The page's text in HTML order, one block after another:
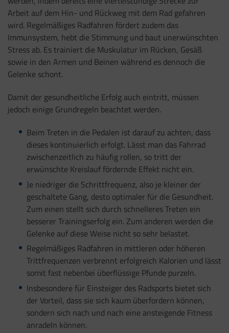
Arbeit auf dem Hin- und Rückweg mit dem Rad gefahren
wird. Regelmäßiges Radfahren fördert zudem das
Immunsystem, hebt die Stimmung und baut unerwünschten
Stress ab. Es trainiert die Muskulatur im Rücken, Gesäß
sowie in den Armen und Beinen während es dennoch die
Gelenke schont.
Damit der gesundheitliche Erfolg auch eintritt, müssen
jedoch einige Grundregeln beachtet werden.
Beim Treten in die Pedalen ist darauf zu achten, dass
dieses kontinuierlich erfolgt. Lässt man das Fahrrad
zwischenzeitlich zu häufig rollen, so tritt der
erwünschte Kreislauf fördernde Effekt nicht ein.
Je niedriger die Schrittfrequenz, also je kleiner der
geschaltete Gang, desto optimaler für die Gesundheit.
Zum einen stellt sich durch schnelleres Treten ein
besserer Trainingserfolg ein. Zum anderen werden die
Gelenke auf diese Weise nicht so sehr belastet.
Regelmäßiges Radfahren in mittleren oder höheren
Trittfrequenzen verbrennt erfolgreich Kalorien und lässt
somit fast nebenbei überflüssige Pfunde purzeln.
Insbesondere für Einsteiger des Radsports bietet sich
der Vorteil, dass sie sich kaum überfordern können,
sondern sich nach und nach eine ansteigende Fitness
anradeln können.